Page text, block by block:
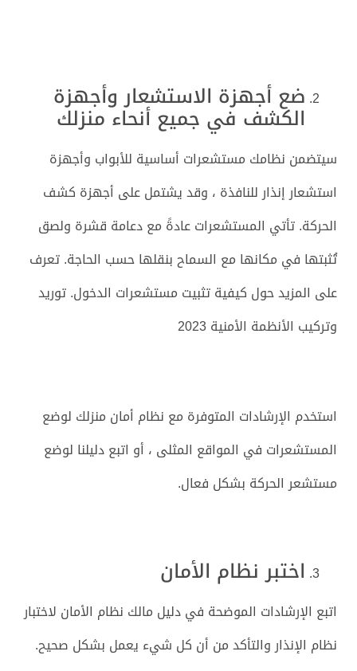
ضع أجهزة الاستشعار وأجهزة
الكشف في جميع أنحاء منزلك
سيتضمن نظامك مستشعرات أساسية للأبواب وأجهزة
استشعار إنذار للنافذة ، وقد يشتمل على أجهزة كشف
الحركة. تأتي المستشعرات عادةً مع دعامة قشرة ولصق
تُثبتها في مكانها مع السماح بنقلها حسب الحاجة. تعرف
على المزيد حول كيفية تثبيت مستشعرات الدخول. توريد
وتركيب الأنظمة الأمنية 2023
استخدم الإرشادات المتوفرة مع نظام أمان منزلك لوضع
المستشعرات في المواقع المثلى ، أو اتبع دليلنا لوضع
مستشعر الحركة بشكل فعال.
اختبر نظام الأمان
اتبع الإرشادات الموضحة في دليل مالك نظام الأمان لاختبار
نظام الإنذار والتأكد من أن كل شيء يعمل بشكل صحيح.